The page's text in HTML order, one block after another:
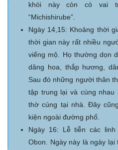
khói này còn có vai
“Michishirube”.
Ngày 14,15: Khoảng thời
thời gian này rất nhiều
viếng mộ. Họ thường dọn
dâng hoa, thắp hương,
Sau đó những người thân
tập trung lại và cùng
thờ cúng tại nhà. Đây
kiện ngoài đường phố.
Ngày 16: Lễ tiễn các
Obon. Ngày này là ngày